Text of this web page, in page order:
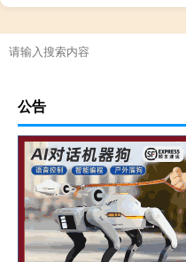
公告